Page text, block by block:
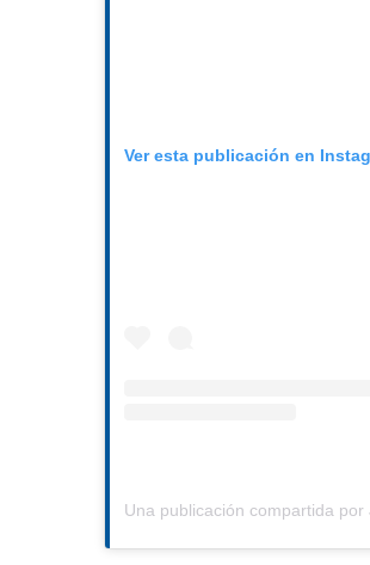
Ver esta publicación en
Una publicación compartida